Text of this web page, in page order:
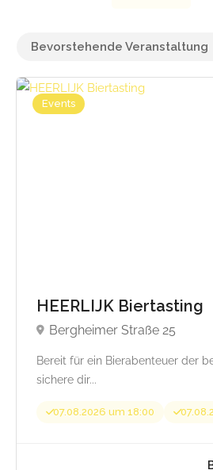
Bevorstehende Veranstaltung
Events
HEERLIJK Biertasting
Bergheimer Straße 25
Bereit für ein Bierabenteuer der
sichere dir...
07.08.2026 um 18:00